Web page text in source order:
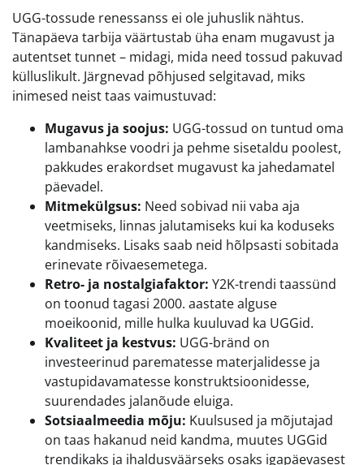
UGG-tossude renessanss ei ole juhuslik nähtus.
Tänapäeva tarbija väärtustab üha enam mugavust ja
autentset tunnet – midagi, mida need tossud pakuvad
külluslikult. Järgnevad põhjused selgitavad, miks
inimesed neist taas vaimustuvad:
Mugavus ja soojus: UGG-tossud on tuntud oma
lambanahkse voodri ja pehme sisetaldu poolest,
pakkudes erakordset mugavust ka jahedamatel
päevadel.
Mitmekülgsus: Need sobivad nii vaba aja
veetmiseks, linnas jalutamiseks kui ka koduseks
kandmiseks. Lisaks saab neid hõlpsasti sobitada
erinevate rõivaesemetega.
Retro- ja nostalgiafaktor: Y2K-trendi taassünd
on toonud tagasi 2000. aastate alguse
moeikoonid, mille hulka kuuluvad ka UGGid.
Kvaliteet ja kestvus: UGG-bränd on
investeerinud parematesse materjalidesse ja
vastupidavamatesse konstruktsioonidesse,
suurendades jalanõude eluiga.
Sotsiaalmeedia mõju: Kuulsused ja mõjutajad
on taas hakanud neid kandma, muutes UGGid
trendikaks ja ihaldusväärseks osaks igapäevasest